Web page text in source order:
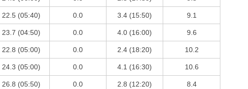
22.5 (05:40) 0.0 3.4 (15:50) 9.1
23.7 (04:50) 0.0 4.0 (16:00) 9.6
22.8 (05:00) 0.0 2.4 (18:20) 10.2
24.3 (05:00) 0.0 4.1 (16:30) 10.6
26.8 (05:50) 0.0 2.8 (12:20) 8.4